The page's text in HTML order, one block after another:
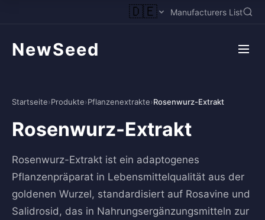
🇩🇪 Manufacturers List
NewSeed
Startseite›Produkte›Pflanzenextrakte›Rosenwurz-Extrakt
Rosenwurz-Extrakt
Rosenwurz-Extrakt ist ein adaptogenes
Pflanzenpräparat in Lebensmittelqualität aus der
goldenen Wurzel, standardisiert auf Rosavine und
Salidrosid, das in Nahrungsergänzungsmitteln zur